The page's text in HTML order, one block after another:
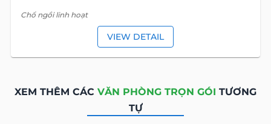
Chổ ngồi linh hoạt
VIEW DETAIL
XEM THÊM CÁC VĂN PHÒNG TRỌN GÓI TƯƠNG
TỰ